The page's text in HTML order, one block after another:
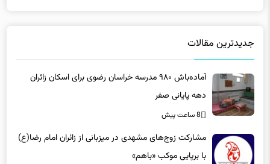
جدیدترین مقالات
آماده‌باش ۹۸۰ مدرسه خراسان رضوی برای اسکان زائران
دهه پایانی صفر
8 ساعت پیش
مشارکت زوج‌های مشهدی در میزبانی از زائران امام رضا(ع)
با برپایی موکب «باهم»